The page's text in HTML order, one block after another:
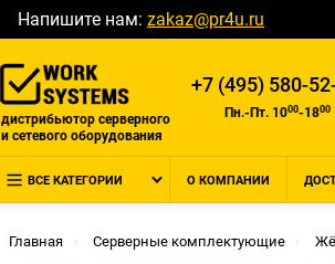
Напишите нам: zakaz@pr4u.ru
дистрибьютор серверного
и сетевого оборудования
+7 (495) 580-
Пн.-Пт. 1000-1800
ВСЕ КАТЕГОРИИ О КОМПАНИИ
Главная Серверные комплектующие